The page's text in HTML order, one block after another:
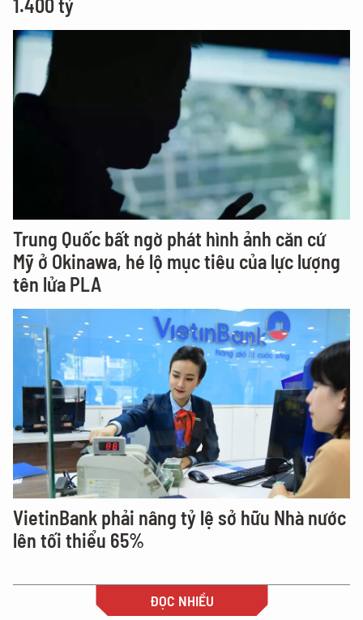
1.400 tỷ
Trung Quốc bất ngờ phát hình ảnh căn cứ
Mỹ ở Okinawa, hé lộ mục tiêu của lực lượng
tên lửa PLA
VietinBank phải nâng tỷ lệ sở hữu Nhà nước
lên tối thiểu 65%
ĐỌC NHIỀU